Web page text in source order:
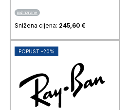
polarizirane
Snižena cijena: 245,60 €
POPUST -20%